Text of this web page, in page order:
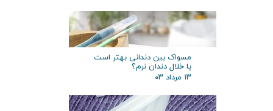
مسواک بین دندانی بهتر است
یا خلال دندان نرم؟
۱۳ مرداد ۰۳